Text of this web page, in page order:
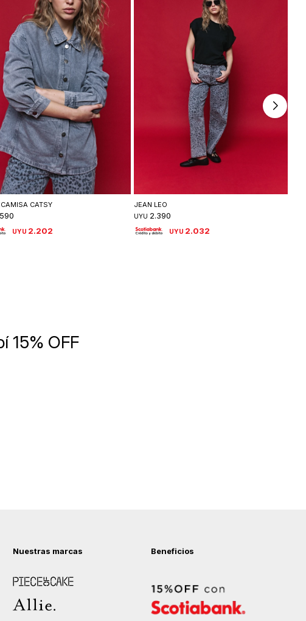
Seleccionar talle
CATSY
UYU 2.202
JEAN LEO
UYU 2.390
UYU 2.032
Nuestras marcas
Piece of Cake
Allie
Beneficios
15% OFF